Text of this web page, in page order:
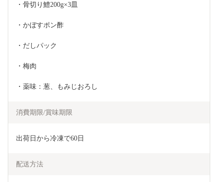
・骨切り鱧200g×3皿
・かぼすポン酢
・だしパック
・梅肉
・薬味：葱、もみじおろし
消費期限/賞味期限
出荷日から冷凍で60日
配送方法